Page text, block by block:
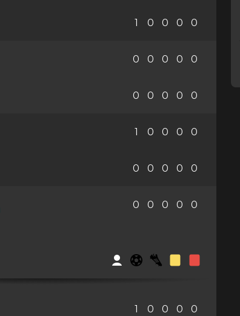
1 0 0 0 0
0 0 0 0 0
0 0 0 0 0
1 0 0 0 0
0 0 0 0 0
0 0 0 0 0
1 0 0 0 0